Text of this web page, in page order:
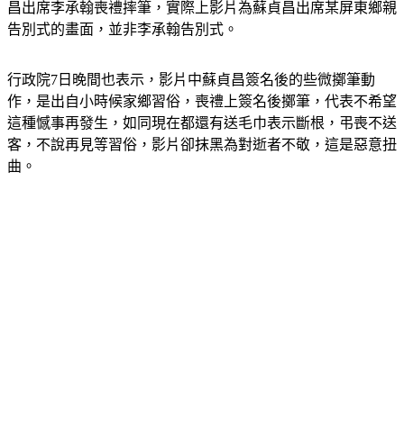
昌出席李承翰喪禮摔筆，實際上影片為蘇貞昌出席某屏東鄉親
告別式的畫面，並非李承翰告別式。
行政院7日晚間也表示，影片中蘇貞昌簽名後的些微擲筆動
作，是出自小時候家鄉習俗，喪禮上簽名後擲筆，代表不希望
這種憾事再發生，如同現在都還有送毛巾表示斷根，弔喪不送
客，不說再見等習俗，影片卻抹黑為對逝者不敬，這是惡意扭
曲。